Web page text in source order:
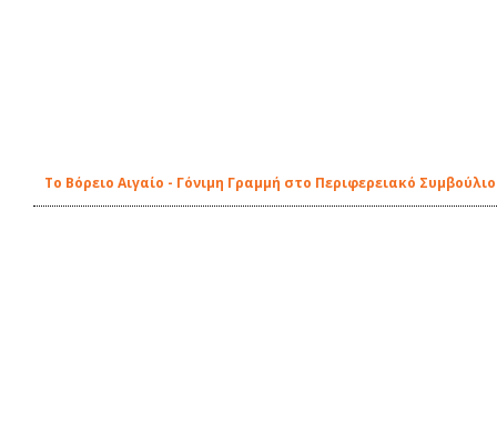
Το Βόρειο Αιγαίο - Γόνιμη Γραμμή στο Περιφερειακό